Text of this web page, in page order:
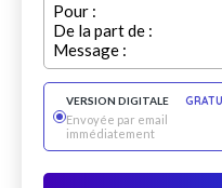
Pour :
De la part de :
Message :
VERSION DIGITALE
Envoyée par email
immédiatement